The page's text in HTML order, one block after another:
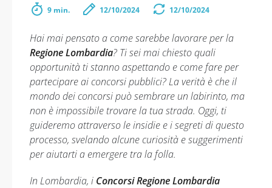
9 min. 12/10/2024 12/10/2024
Hai mai pensato a come sarebbe lavorare per la
Regione Lombardia? Ti sei mai chiesto quali
opportunità ti stanno aspettando e come fare per
partecipare ai concorsi pubblici? La verità è che il
mondo dei concorsi può sembrare un labirinto, ma
non è impossibile trovare la tua strada. Oggi, ti
guideremo attraverso le insidie e i segreti di questo
processo, svelando alcune curiosità e suggerimenti
per aiutarti a emergere tra la folla.
In Lombardia, i Concorsi Regione Lombardia